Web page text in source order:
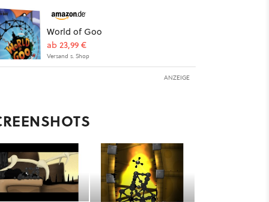
World of Goo
ab 23,99 €
Versand s. Shop
ANZEIGE